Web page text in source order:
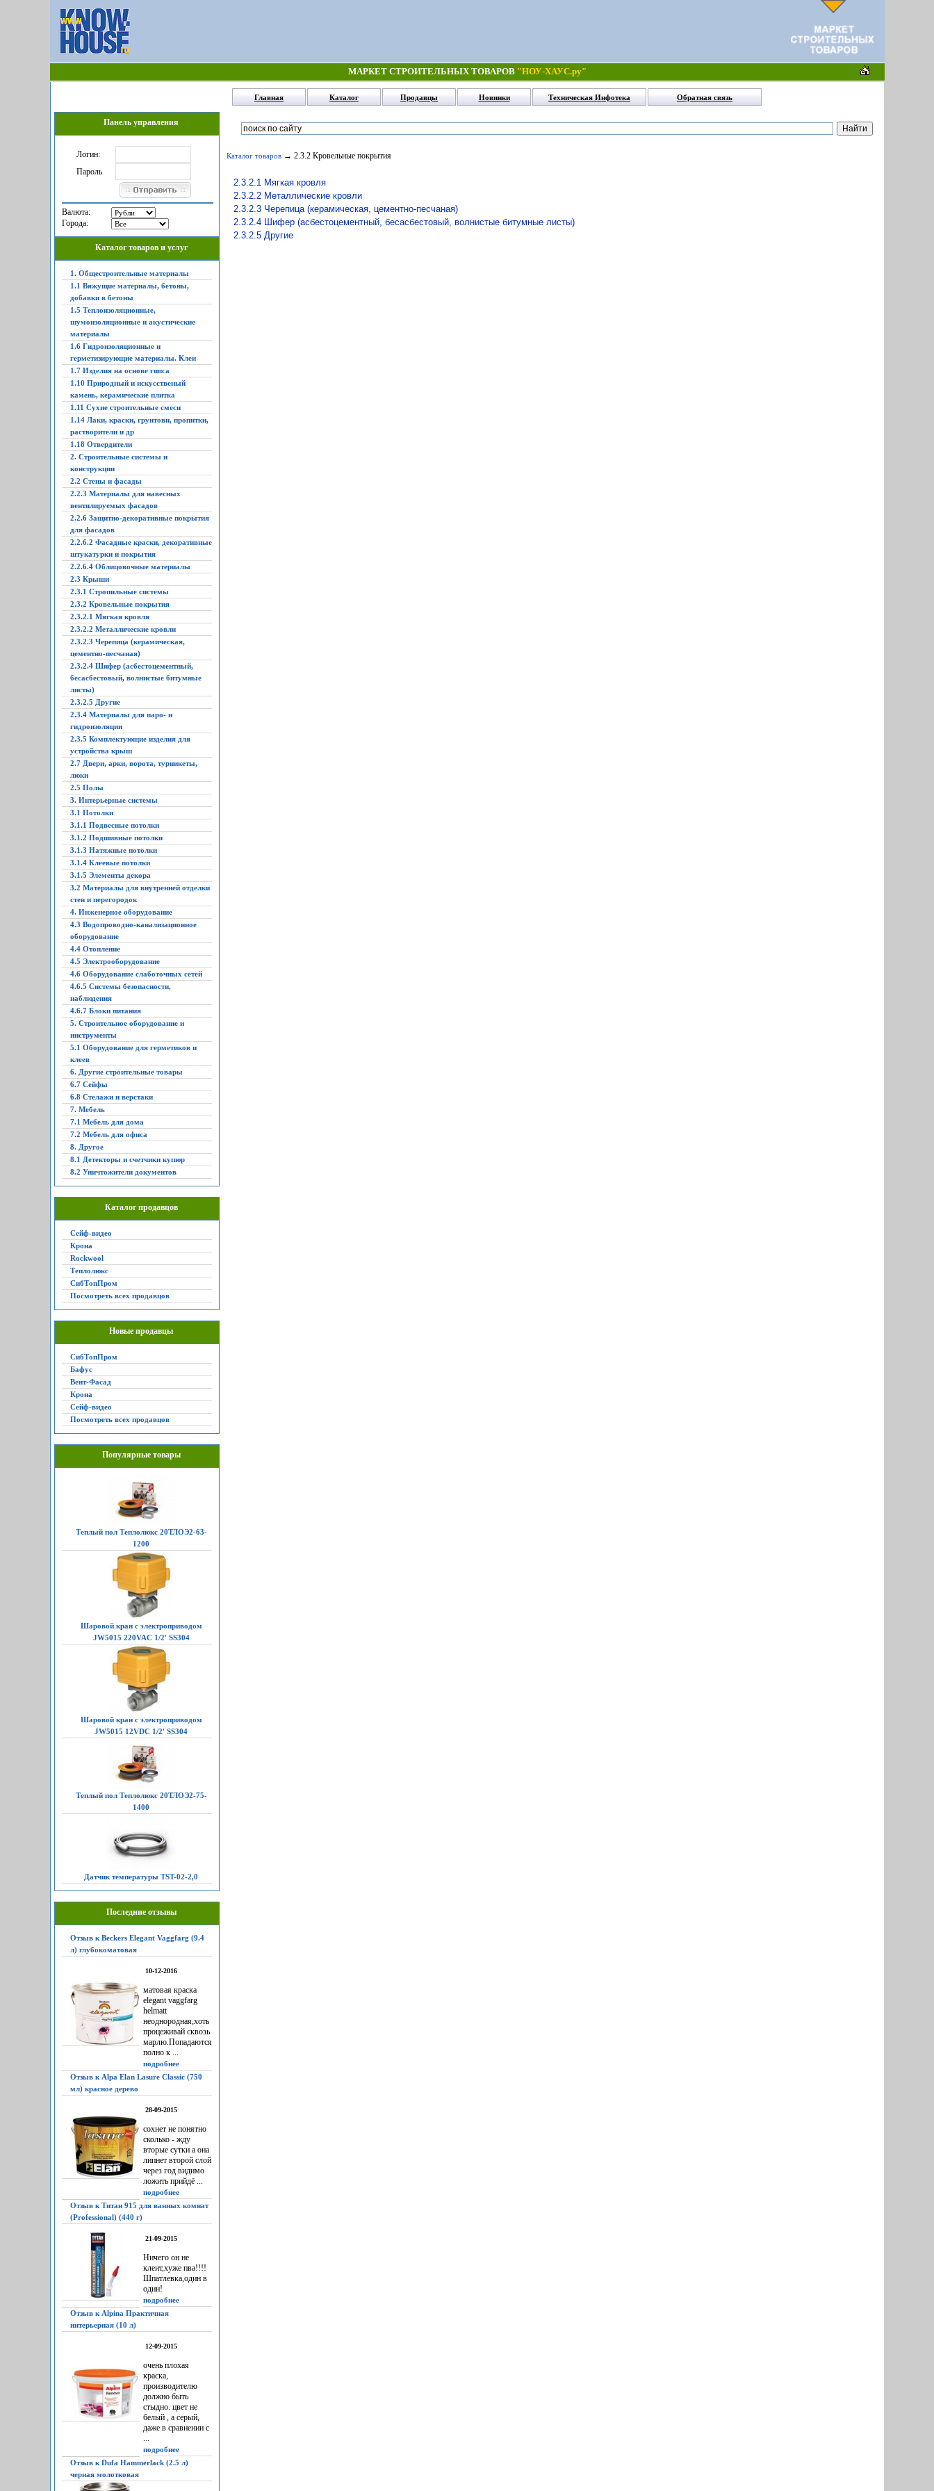
МАРКЕТ СТРОИТЕЛЬНЫХ ТОВАРОВ "НОУ-ХАУС.ру"
Главная Каталог Продавцы Новинки Техническая Инфотека Обратная связь
Панель управления
Логин:
Пароль
Валюта:
Города:
Каталог товаров и услуг
1. Общестроительные материалы
1.1 Вяжущие материалы, бетоны,
добавки в бетоны
1.5 Теплоизоляционные,
шумоизоляционные и акустические
материалы
1.6 Гидроизоляционные и
герметизирующие материалы. Клеи
1.7 Изделия на основе гипса
1.10 Природный и искусственый
камень, керамические плитка
1.11 Сухие строительные смеси
1.14 Лаки, краски, грунтови, пропитки,
растворители и др
1.18 Отвердители
2. Строительные системы и
конструкции
2.2 Стены и фасады
2.2.3 Материалы для навесных
вентилируемых фасадов
2.2.6 Защитно-декоративные покрытия
для фасадов
2.2.6.2 Фасадные краски, декоративные
штукатурки и покрытия
2.2.6.4 Облицовочные материалы
2.3 Крыши
2.3.1 Стропильные системы
2.3.2 Кровельные покрытия
2.3.2.1 Мягкая кровля
2.3.2.2 Металлические кровли
2.3.2.3 Черепица (керамическая,
цементно-песчаная)
2.3.2.4 Шифер (асбестоцементный,
бесасбестовый, волнистые битумные
листы)
2.3.2.5 Другие
2.3.4 Материалы для паро- и
гидроизоляции
2.3.5 Комплектующие изделия для
устройства крыш
2.7 Двери, арки, ворота, турникеты,
люки
2.5 Полы
3. Интерьерные системы
3.1 Потолки
3.1.1 Подвесные потолки
3.1.2 Подшивные потолки
3.1.3 Натяжные потолки
3.1.4 Клеевые потолки
3.1.5 Элементы декора
3.2 Материалы для внутренней отделки
стен и перегородок
4. Инженерное оборудование
4.3 Водопроводно-канализационное
оборудование
4.4 Отопление
4.5 Электрооборудование
4.6 Оборудование слаботочных сетей
4.6.5 Системы безопасности,
наблюдения
4.6.7 Блоки питания
5. Строительное оборудование и
инструменты
5.1 Оборудование для герметиков и
клеев
6. Другие строительные товары
6.7 Сейфы
6.8 Стелажи и верстаки
7. Мебель
7.1 Мебель для дома
7.2 Мебель для офиса
8. Другое
8.1 Детекторы и счетчики купюр
8.2 Уничтожители документов
Каталог продавцов
Сейф-видео
Крона
Rockwool
Теплолюкс
СибТопПром
Посмотреть всех продавцов
Новые продавцы
СибТопПром
Бафус
Вент-Фасад
Крона
Сейф-видео
Посмотреть всех продавцов
Популярные товары
Теплый пол Теплолюкс 20ТЛОЭ2-63-
1200
Шаровой кран с электроприводом
JW5015 220VAC 1/2' SS304
Шаровой кран с электроприводом
JW5015 12VDC 1/2' SS304
Теплый пол Теплолюкс 20ТЛОЭ2-75-
1400
Датчик температуры TST-02-2,0
Последние отзывы
Отзыв к Beckers Elegant Vaggfarg (9.4
л) глубокоматовая
10-12-2016
матовая краска
elegant vaggfarg
helmatt
неоднородная,хоть
процеживай сквозь
марлю.Попадаются
полно к ...
подробнее
Отзыв к Alpa Elan Lasure Classic (750
мл) красное дерево
28-09-2015
сохнет не понятно
сколько - жду
вторые сутки а она
липнет второй слой
через год видимо
ложить прийдё ...
подробнее
Отзыв к Титан 915 для ванных комнат
(Professional) (440 г)
21-09-2015
Ничего он не
клеит,хуже пва!!!!
Шпатлевка,один в
один!
подробнее
Отзыв к Alpina Практичная
интерьерная (10 л)
12-09-2015
очень плохая
краска,
производителю
должно быть
стыдно. цвет не
белый , а серый,
даже в сравнении с
...
подробнее
Отзыв к Dufa Hammerlack (2.5 л)
черная молотковая
Каталог товаров → 2.3.2 Кровельные покрытия
2.3.2.1 Мягкая кровля
2.3.2.2 Металлические кровли
2.3.2.3 Черепица (керамическая, цементно-песчаная)
2.3.2.4 Шифер (асбестоцементный, бесасбестовый, волнистые битумные листы)
2.3.2.5 Другие